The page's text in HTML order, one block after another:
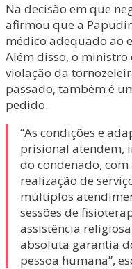
Na decisão em que
afirmou que a
médico adequado ao
Além disso, o
violação da
passado, também é
pedido.
“As condições e
prisional atendem,
do condenado,
realização de
múltiplos
sessões de
assistência
absoluta garantia
pessoa humana”,